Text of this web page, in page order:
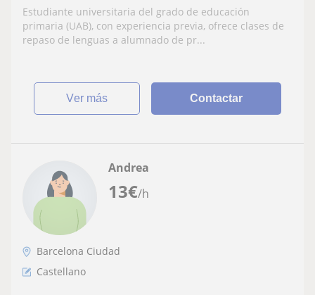
Estudiante universitaria del grado de educación
primaria (UAB), con experiencia previa, ofrece clases de
repaso de lenguas a alumnado de pr...
ver más Contactar
13€/h
Andrea
Barcelona Ciudad
Castellano